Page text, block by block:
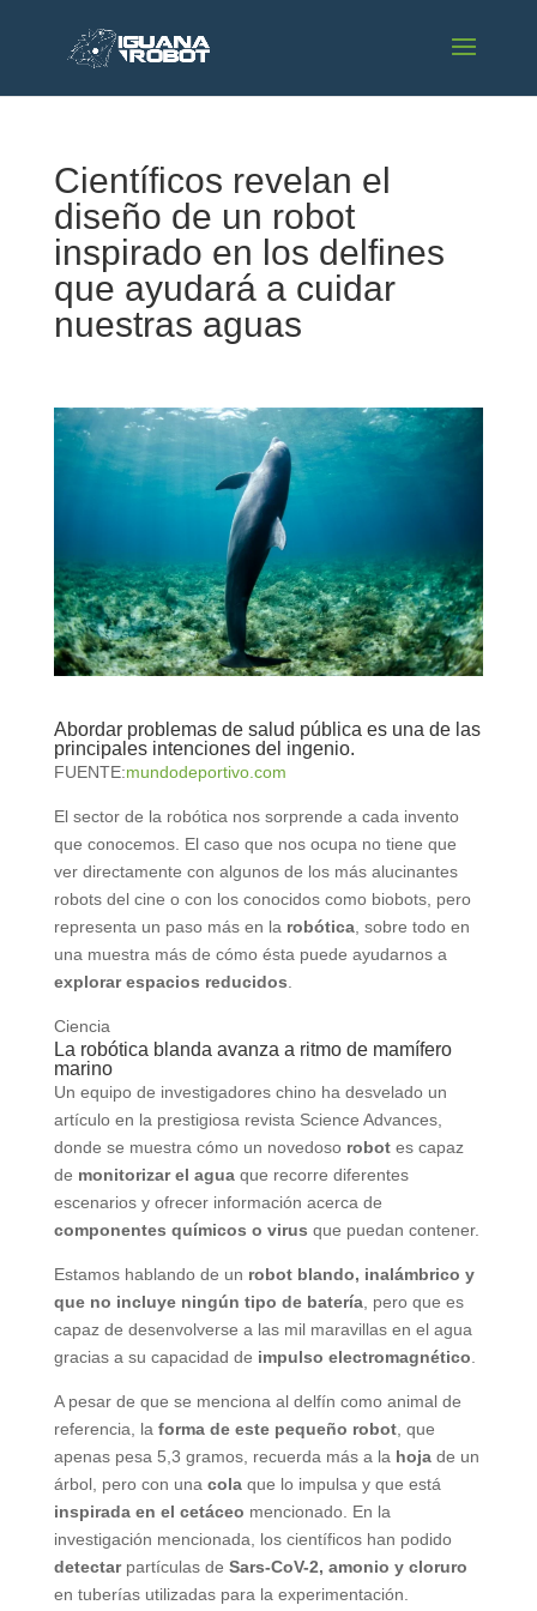
Científicos revelan el
diseño de un robot
inspirado en los delfines
que ayudará a cuidar
nuestras aguas
Abordar problemas de salud pública es una de las
principales intenciones del ingenio.
FUENTE:mundodeportivo.com
El sector de la robótica nos sorprende a cada invento
que conocemos. El caso que nos ocupa no tiene que
ver directamente con algunos de los más alucinantes
robots del cine o con los conocidos como biobots, pero
representa un paso más en la robótica, sobre todo en
una muestra más de cómo ésta puede ayudarnos a
explorar espacios reducidos
Ciencia
La robótica blanda avanza a ritmo de mamífero
marino
Un equipo de investigadores chino ha desvelado un
artículo en la prestigiosa revista Science Advances,
donde se muestra cómo un novedoso robotes capaz
de monitorizar el aguaque recorre diferentes
escenarios y ofrecer información acerca de
componentes químicos o virus que puedan contener.
Estamos hablando de un robot blando, inalámbrico y
que no incluye ningún tipo de batería, pero que es
capaz de desenvolverse a las mil maravillas en el agua
gracias a su capacidad de impulso electromagnético
A pesar de que se menciona al delfín como animal de
referencia, la forma de este pequeño robot, que
apenas pesa 5,3 gramos, recuerda más a la hojade un
árbol, pero con una colaque lo impulsa y que está
inspirada en el cetáceo mencionado. En la
investigación mencionada, los científicos han podido
detectarpartículas de Sars-CoV-2, amonio y cloruro
en tuberías utilizadas para la experimentación.